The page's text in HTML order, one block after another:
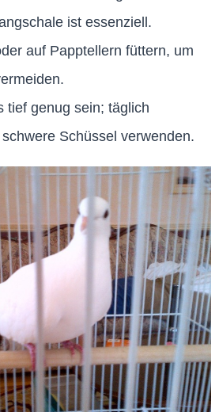
ist essenziell.
auf Papptellern füttern, um
tief genug sein; täglich
Schüssel verwenden.